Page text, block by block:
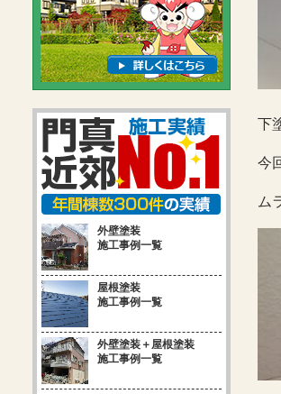
下
今
ム
外壁塗装
施工事例一覧
屋根塗装
施工事例一覧
外壁塗装＋屋根塗装
施工事例一覧